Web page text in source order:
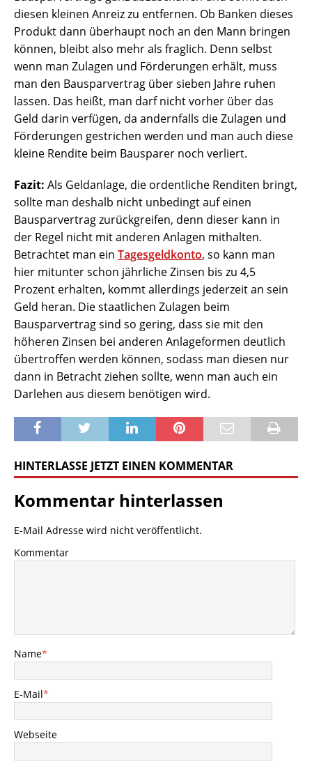
diesen kleinen Anreiz zu entfernen. Ob Banken dieses
Produkt dann überhaupt noch an den Mann bringen
können, bleibt also mehr als fraglich. Denn selbst
wenn man Zulagen und Förderungen erhält, muss
man den Bausparvertrag über sieben Jahre ruhen
lassen. Das heißt, man darf nicht vorher über das
Geld darin verfügen, da andernfalls die Zulagen und
Förderungen gestrichen werden und man auch diese
kleine Rendite beim Bausparer noch verliert.
Fazit: Als Geldanlage, die ordentliche Renditen bringt,
sollte man deshalb nicht unbedingt auf einen
Bausparvertrag zurückgreifen, denn dieser kann in
der Regel nicht mit anderen Anlagen mithalten.
Betrachtet man ein Tagesgeldkonto, so kann man
hier mitunter schon jährliche Zinsen bis zu 4,5
Prozent erhalten, kommt allerdings jederzeit an sein
Geld heran. Die staatlichen Zulagen beim
Bausparvertrag sind so gering, dass sie mit den
höheren Zinsen bei anderen Anlageformen deutlich
übertroffen werden können, sodass man diesen nur
dann in Betracht ziehen sollte, wenn man auch ein
Darlehen aus diesem benötigen wird.
HINTERLASSE JETZT EINEN KOMMENTAR
Kommentar hinterlassen
E-Mail Adresse wird nicht veröffentlicht.
Kommentar
Name*
E-Mail*
Webseite